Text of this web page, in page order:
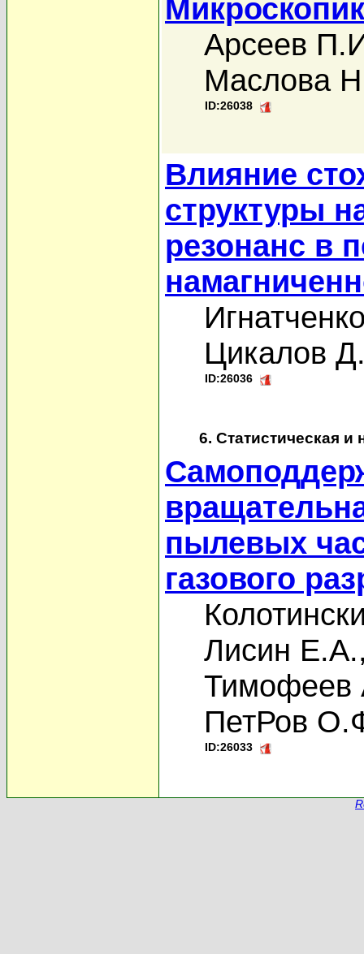
Арсеев
Маслова
ID:26038
Влияние
структуры
резонанс в
Цикалов
ID:26036
6. Статистическая
пылевых
газового
Лисин Е.А.
Тимофеев
ПетРов
ID:26033